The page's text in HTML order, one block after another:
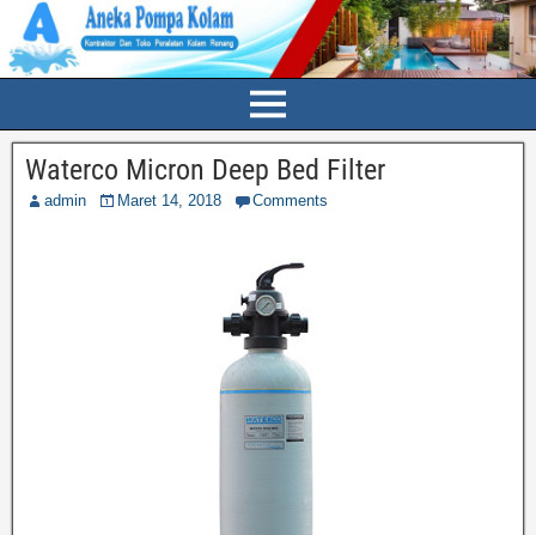
Waterco Micron Deep Bed Filter
admin Maret 14, 2018 Comments